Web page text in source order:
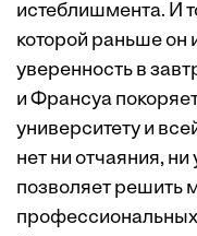
истеблишмента. И
которой раньше он
уверенность в
и Франсуа
университету и
нет ни отчаяния,
позволяет решить
профессиональных